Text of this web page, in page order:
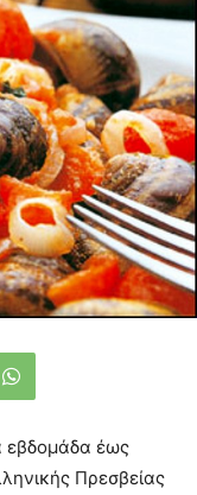
εβδομάδα έως
Πρεσβείας